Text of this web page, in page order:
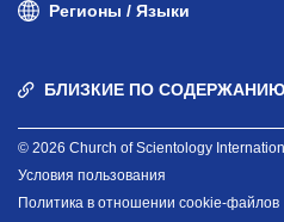
Регионы / Языки
БЛИЗКИЕ ПО
© 2026 Church of Scientology
Условия пользования
Политика в отношении cookie-файлов